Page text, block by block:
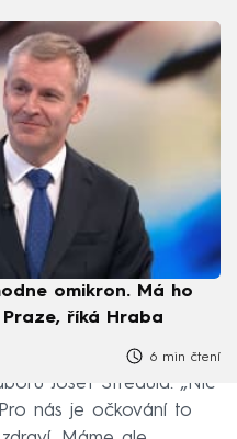
omikron. Má ho
říká Hraba
6 min čtení
Josef Středula. „Nic
nás je očkování to